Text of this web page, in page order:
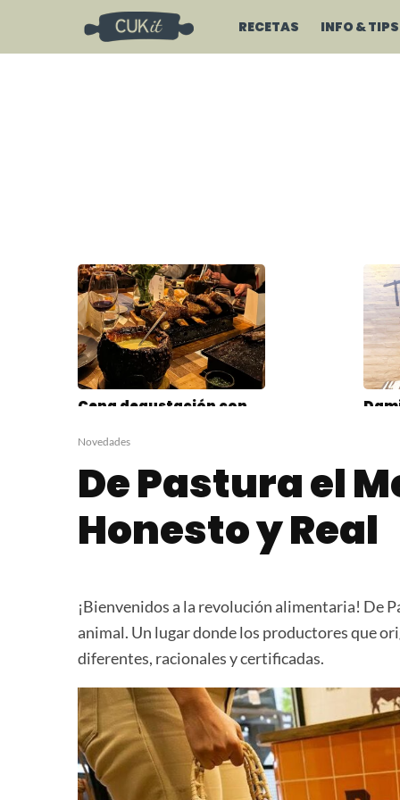
RECETAS INFO & TIPS
Cena degustación con
Cuenta Ganado 61
Novedades
De Pastura el
Honesto y Real
¡Bienvenidos a la revolución alimentaria! De
animal. Un lugar donde los productores que
diferentes, racionales y certificadas.